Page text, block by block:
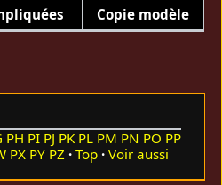
Copie modèle
PH PI PJ PK PL PM PN PO PP
PX PY PZ Top Voir aussi